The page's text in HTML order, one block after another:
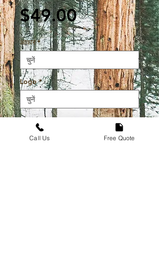
$49.00मूल्य
आकार *
Logo *
*
Call Us Free Quote